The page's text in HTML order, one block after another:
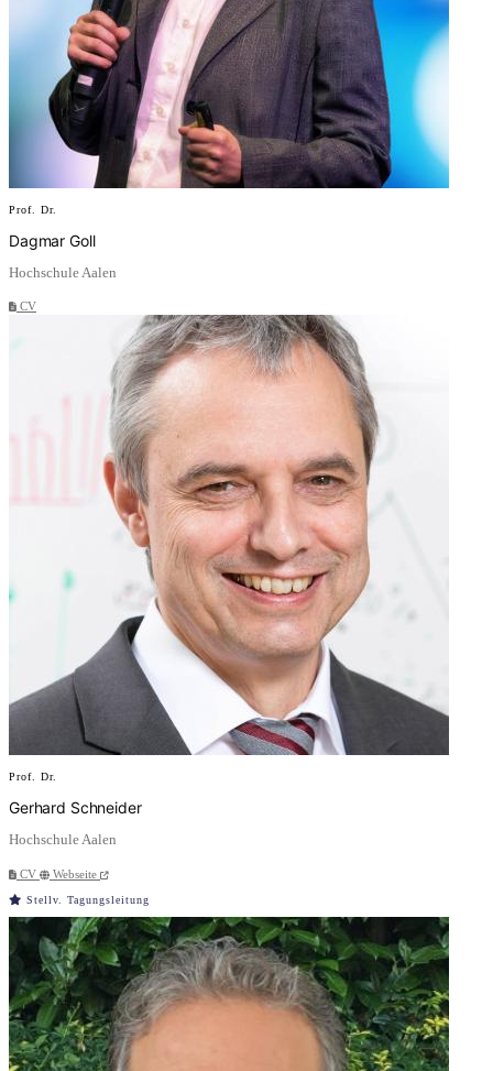
Prof. Dr.
Dagmar Goll
Hochschule Aalen
CV
Prof. Dr.
Gerhard Schneider
Hochschule Aalen
CV Webseite
Stellv. Tagungsleitung